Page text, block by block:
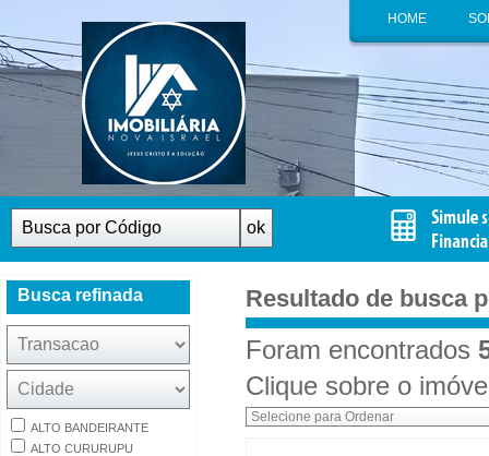
HOME
Busca refinada
ALTO BANDEIRANTE
ALTO CURURUPU
Resultado de busca
Foram encontrados
Clique sobre o